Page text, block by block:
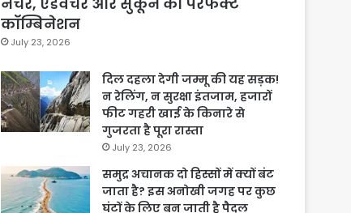
कॉम्बिनेशन
July 23, 2026
दिल दहला देगी जम्मू की यह सड़क!
न रेलिंग, न सुरक्षा इंतजाम, हजारों
फीट गहरी खाई के किनारे से
गुजरता है पूरा रास्ता
July 23, 2026
समुद्र अचानक दो हिस्सों में क्यों बंट
जाता है? इस अनोखी जगह पर कुछ
घंटों के लिए बन जाती है पैदल